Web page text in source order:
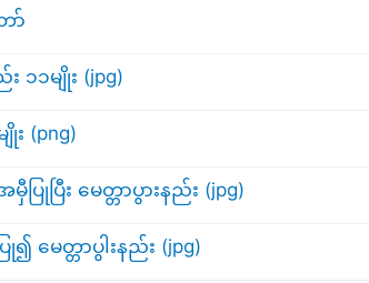
ာ်
၁၁မျိုး (jpg)
ျိုး (png)
ြုပြီး မေတ္တာပွားနည်း (jpg)
မေတ္တာပွါးနည်း (jpg)